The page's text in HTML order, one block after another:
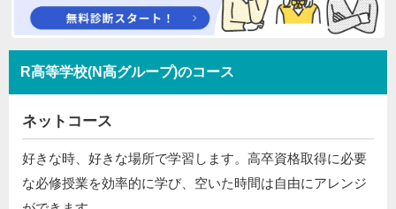
R高等学校(N高グループ)のコース
ネットコース
好きな時、好きな場所で学習します。高卒資格取得に必要
な必修授業を効率的に学び、空いた時間は自由にアレンジ